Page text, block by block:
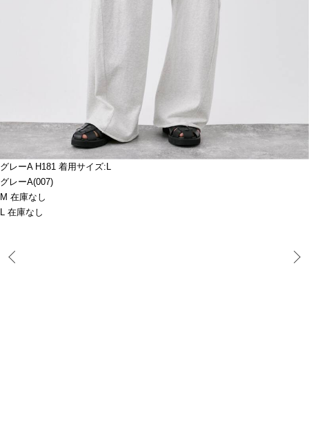
グレーA H181 着用サイズ:L
グレーA(007)
M 在庫なし
L 在庫なし